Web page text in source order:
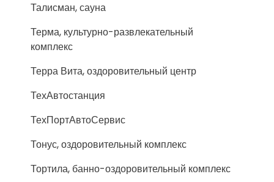
Талисман, сауна
Терма, культурно-развлекательный
комплекс
Терра Вита, оздоровительный центр
ТехАвтостанция
ТехПортАвтоСервис
Тонус, оздоровительный комплекс
Тортила, банно-оздоровительный комплекс